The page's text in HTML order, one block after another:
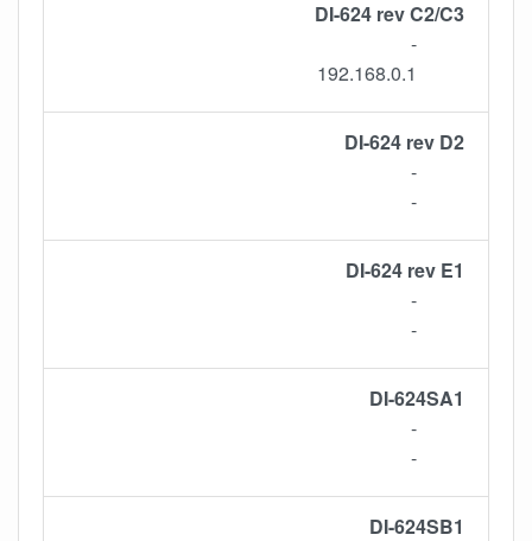
DI-624 rev C2/C3
-
192.168.0.1
DI-624 rev D2
-
-
DI-624 rev E1
-
-
DI-624SA1
-
-
DI-624SB1